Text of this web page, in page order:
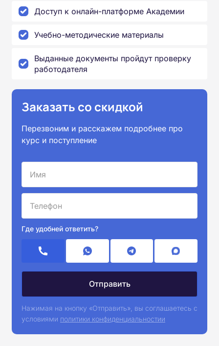
Доступ к онлайн-платформе Академии
Учебно-методические материалы
Выданные документы пройдут проверку
работодателя
Заказать со скидкой
Перезвоним и расскажем подробнее про
курс и поступление
Где удобней ответить?
Нажимая на кнопку «Отправить», вы соглашаетесь с
условиями политики конфиденциальностии